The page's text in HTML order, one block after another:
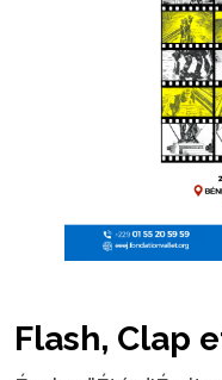
Flash, Clap